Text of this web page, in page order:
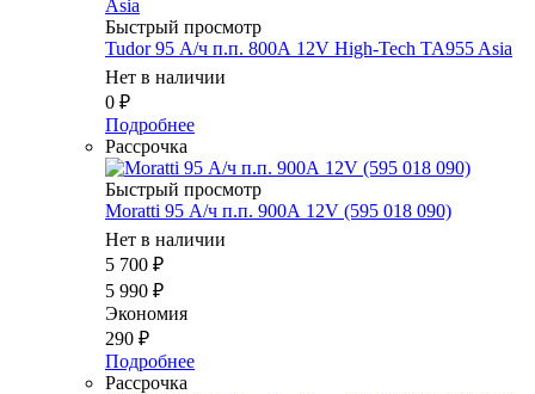
Быстрый просмотр
Tudor 95 А/ч п.п. 800А 12V High-Tech TA955 Asia
Нет в наличии
0 ₽
Подробнее
Рассрочка
Быстрый просмотр
Moratti 95 А/ч п.п. 900А 12V (595 018 090)
Нет в наличии
5 700 ₽
5 990 ₽
Экономия
290 ₽
Подробнее
Рассрочка